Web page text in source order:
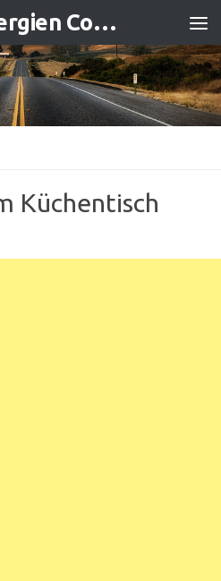
erneuerbare Energien Contracting
Küchentisch